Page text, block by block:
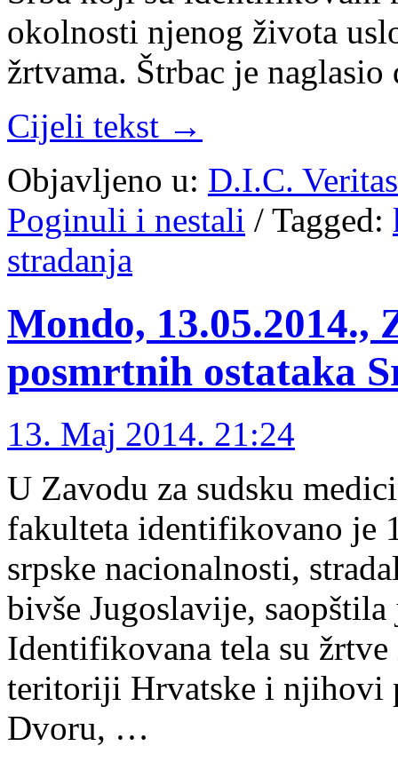
okolnosti njenog života
žrtvama. Štrbac je
Cijeli tekst →
Objavljeno u: D.I.C.
Poginuli i nestali / Tagged:
stradanja
Mondo,
posmrtnih ostataka
13. Maj 2014. 21:24
U Zavodu za sudsku
fakulteta identifikovano je
srpske nacionalnosti,
bivše Jugoslavije,
Identifikovana tela su
teritoriji Hrvatske i njihovi
Dvoru, …